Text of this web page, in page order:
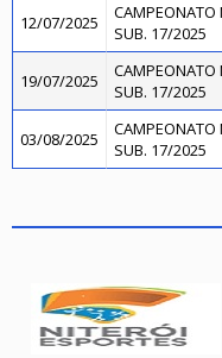
12/07/2025
CAMPEONATO
SUB. 17/2025
19/07/2025
CAMPEONATO
SUB. 17/2025
03/08/2025
CAMPEONATO
SUB. 17/2025